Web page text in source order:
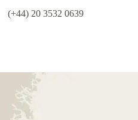
(+44) 20 3532 0639